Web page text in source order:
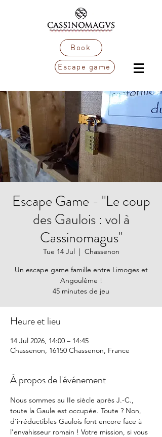
Book
Escape game
Escape Game - "Le coup
des Gaulois : vol à
Cassinomagus"
Tue 14 Jul
  |
Chassenon
Un escape game famille entre Limoges et
Angoulême !
45 minutes de jeu
Heure et lieu
14 Jul 2026, 14:00 – 14:45
Chassenon, 16150 Chassenon, France
À propos de l'événement
Nous sommes au IIe siècle après J.-C.,
toute la Gaule est occupée. Toute ? Non,
d'irréductibles Gaulois font encore face à
l'envahisseur romain ! Votre mission, si vous